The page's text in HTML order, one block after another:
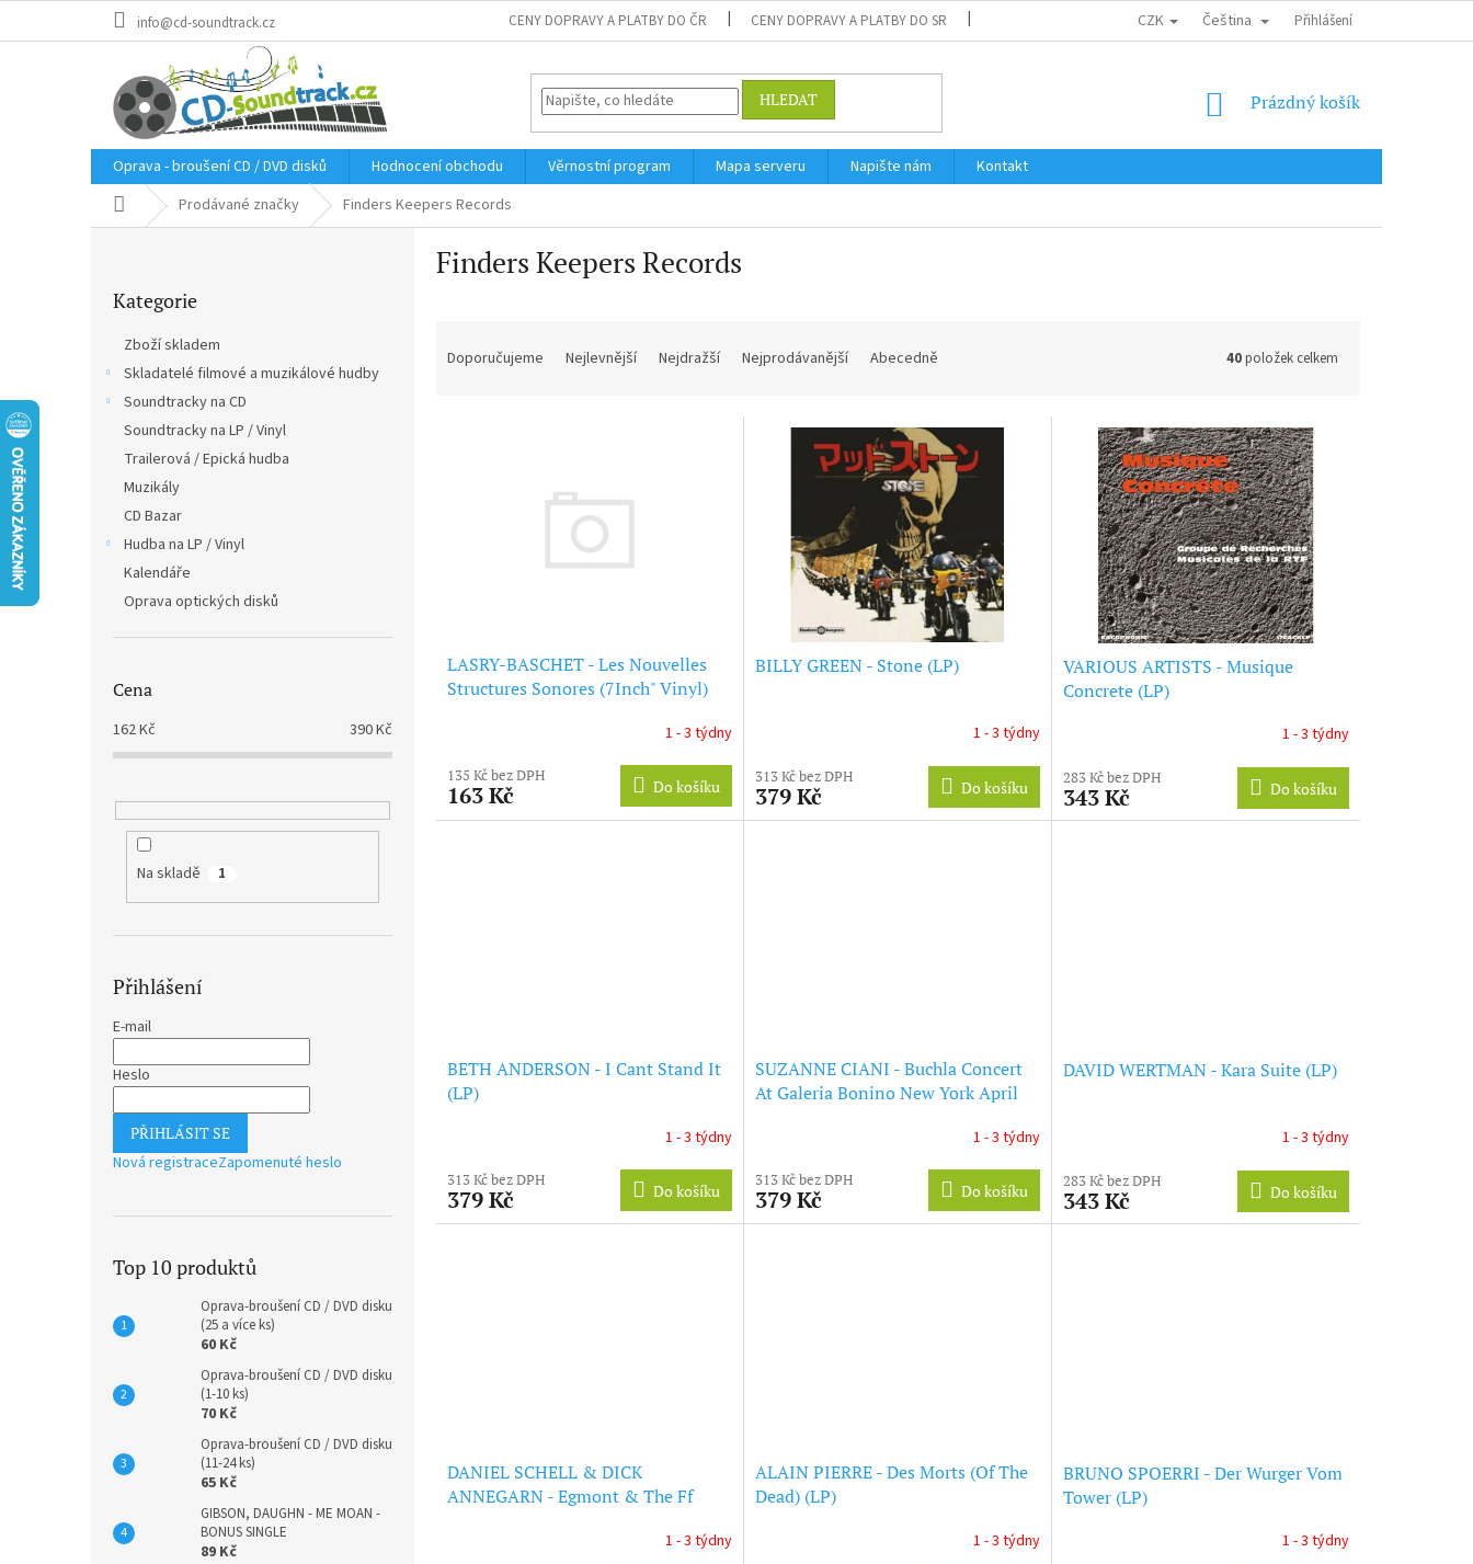
info@cd-soundtrack.cz CENY DOPRAVY A PLATBY DO ČR CENY DOPRAVY A PLATBY DO SR DOPRAVA DO EU / INTERNATIONAL SHIPPING OBCHODNÍ PODMÍNKY
CZK Čeština Přihlášení
HLEDAT
NÁKUPNÍ
Prázdný košík
Oprava - broušení CD / DVD disků Hodnocení obchodu Věrnostní program Mapa serveru Napište nám
Kontakt
Domů Prodávané značky Finders Keepers Records
kategorie
Kategorie
Zboží skladem
Skladatelé filmové a muzikálové hudby
Soundtracky na CD
Soundtracky na LP / Vinyl
Trailerová / Epická hudba
Muzikály
CD Bazar
Hudba na LP / Vinyl
Kalendáře
Oprava optických disků
Cena
162Kč 390Kč
Na skladě 1
Přihlášení
E-mail
Heslo
PŘIHLÁSIT SE
Nová registraceZapomenuté heslo
Top 10 produktů
Oprava-broušení CD / DVD disku
(25 a více ks)
60 Kč
Oprava-broušení CD / DVD disku
(1-10 ks)
70 Kč
Oprava-broušení CD / DVD disku
(11-24 ks)
65 Kč
GIBSON, DAUGHN - ME MOAN -
BONUS SINGLE
89 Kč
Finders Keepers Records
Doporučujeme Nejlevnější Nejdražší Nejprodávanější Abecedně 40položek celkem
LASRY-BASCHET - Les Nouvelles
Structures Sonores (7Inch" Vinyl)
1 - 3 týdny
135 Kč bez DPH
163 Kč Do košíku
BILLY GREEN - Stone (LP)
1 - 3 týdny
313 Kč bez DPH
379 Kč Do košíku
VARIOUS ARTISTS - Musique
Concrete (LP)
1 - 3 týdny
283 Kč bez DPH
343 Kč Do košíku
BETH ANDERSON - I Cant Stand It
(LP)
1 - 3 týdny
313 Kč bez DPH
379 Kč Do košíku
SUZANNE CIANI - Buchla Concert
At Galeria Bonino New York April
1 - 3 týdny
313 Kč bez DPH
379 Kč Do košíku
DAVID WERTMAN - Kara Suite (LP)
1 - 3 týdny
283 Kč bez DPH
343 Kč Do košíku
DANIEL SCHELL & DICK
ANNEGARN - Egmont & The Ff
1 - 3 týdny
ALAIN PIERRE - Des Morts (Of The
Dead) (LP)
1 - 3 týdny
BRUNO SPOERRI - Der Wurger Vom
Tower (LP)
1 - 3 týdny